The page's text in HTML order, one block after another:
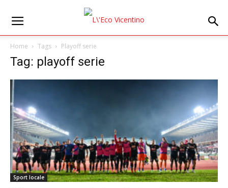
Home Tags Playoff serie
Tag: playoff serie
Sport locale